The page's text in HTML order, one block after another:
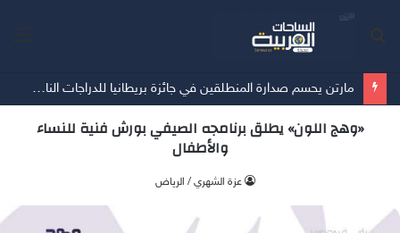
مارتن يحسم صدارة المنطلقين في جائزة بريطانيا للدراجات النارية
«وهج اللون» يطلق برنامجه الصيفي بورش فنية للنساء
والأطفال
عزة الشهري / الرياض